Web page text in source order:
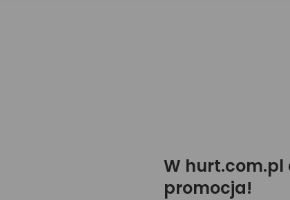
W hurt.com.pl
promocja!